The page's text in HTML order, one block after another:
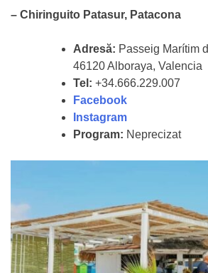
– Chiringuito Patasur, Patacona
Adresă: Passeig Marítim
46120 Alboraya, Valencia
Tel: +34.666.229.007
Facebook
Instagram
Program: Neprecizat